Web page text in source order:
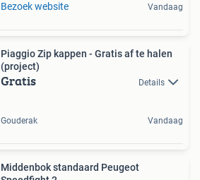
Bezoek website Vandaag
Piaggio Zip kappen - Gratis af te halen
(project)
Gratis Details
Gouderak Vandaag
Middenbok standaard Peugeot